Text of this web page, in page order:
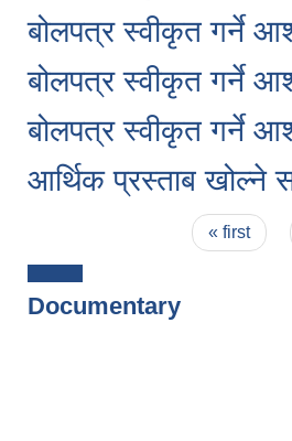
बोलपत्र स्वीकृत गर्ने
बोलपत्र स्वीकृत गर्ने
बोलपत्र स्वीकृत गर्ने
आर्थिक प्रस्ताब खोल्ने
« first
Documentary